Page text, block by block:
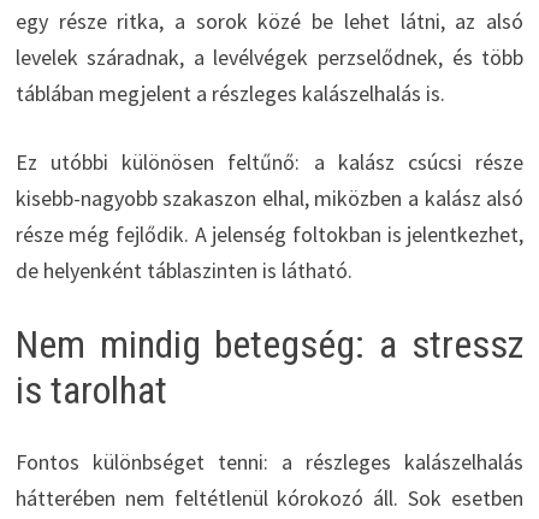
egy része ritka, a sorok közé be lehet látni, az alsó
levelek száradnak, a levélvégek perzselődnek, és több
táblában megjelent a részleges kalászelhalás is.
Ez utóbbi különösen feltűnő: a kalász csúcsi része
kisebb-nagyobb szakaszon elhal, miközben a kalász alsó
része még fejlődik. A jelenség foltokban is jelentkezhet,
de helyenként táblaszinten is látható.
Nem mindig betegség: a stressz
is tarolhat
Fontos különbséget tenni: a részleges kalászelhalás
hátterében nem feltétlenül kórokozó áll. Sok esetben